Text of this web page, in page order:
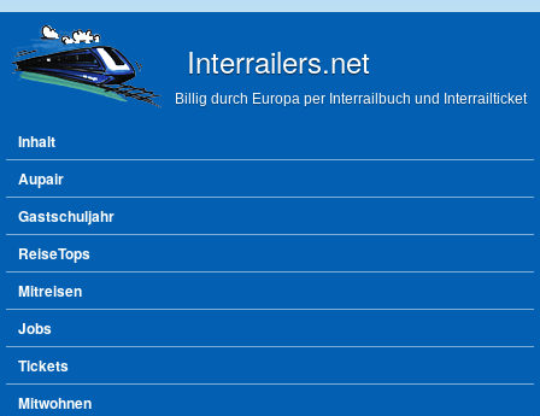
Interrailers.net
Billig durch Europa per Interrailbuch und Interrailticket
Hauptmenü
Inhalt
Aupair
Gastschuljahr
ReiseTops
Mitreisen
Jobs
Tickets
Mitwohnen